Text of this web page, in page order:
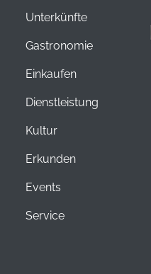
Unterkünfte
Gastronomie
Einkaufen
Dienstleistung
Kultur
Erkunden
Events
Service